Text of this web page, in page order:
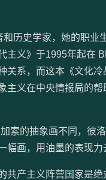
历史学家，她的职业
主义》于1995年起在
系，而这本《文化
义在中央情报局的
索的抽象画不同，彼
画，用油墨的表现力
共产主义阵营国家是